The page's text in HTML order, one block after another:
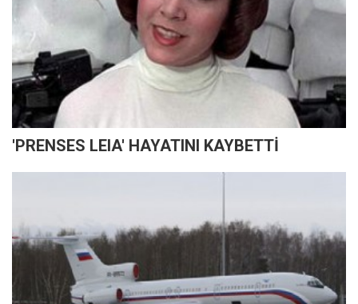
'PRENSES LEIA' HAYATINI KAYBETTİ